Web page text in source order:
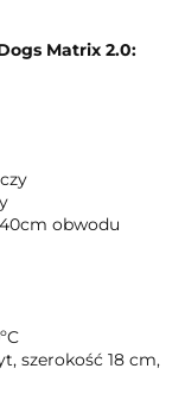
Matrix 2.0:
obwodu
szerokość 18 cm,